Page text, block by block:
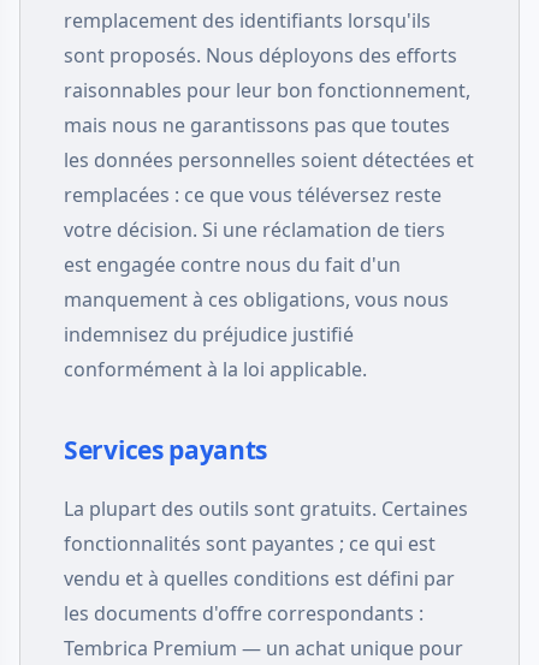
remplacement des identifiants lorsqu'ils
sont proposés. Nous déployons des efforts
raisonnables pour leur bon fonctionnement,
mais nous ne garantissons pas que toutes
les données personnelles soient détectées et
remplacées : ce que vous téléversez reste
votre décision. Si une réclamation de tiers
est engagée contre nous du fait d'un
manquement à ces obligations, vous nous
indemnisez du préjudice justifié
conformément à la loi applicable.
Services payants
La plupart des outils sont gratuits. Certaines
fonctionnalités sont payantes ; ce qui est
vendu et à quelles conditions est défini par
les documents d'offre correspondants :
Tembrica Premium — un achat unique pour